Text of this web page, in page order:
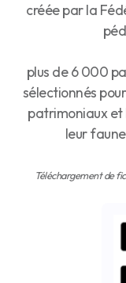
créée par la
plus de 6 000
sélectionnés
patrimoniaux
leur
Téléchargement de